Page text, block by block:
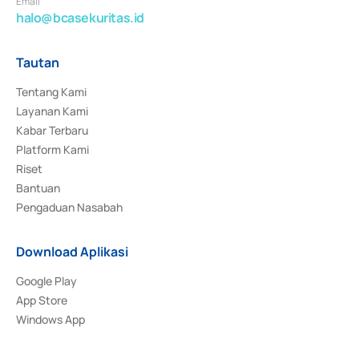
halo@bcasekuritas.id
Tautan
Tentang Kami
Layanan Kami
Kabar Terbaru
Platform Kami
Riset
Bantuan
Pengaduan Nasabah
Download Aplikasi
Google Play
App Store
Windows App